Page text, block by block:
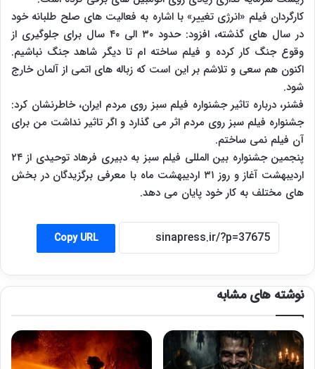
کارگردان فیلم «انرژی تغییر» با اشاره به فعالیت های صلح طلبانه خود
در سال های گذشته، افزود: حدود ۳۰ الی ۴۰ سال برای جلوگیری از
وقوع جنگ کار کرده و فیلم ساخته ام تا دیگر شاهد جنگ نباشیم.
اکنون هم سعی و تلاشم بر این است که زباله های اتمی از آلمان خارج
شود.
فشنر، درباره تاثیر جشنواره فیلم سبز روی مردم ایران، خاطرنشان کرد:
جشنواره فیلم سبز روی مردم اثر می گذارد و اگر تاثیر نداشت من برای
آن فیلم نمی ساختم.
پنجمین جشنواره بین المللی فیلم سبز به دبیری فرهاد توحیدی از ۲۴
اردیبهشت آغاز و روز ۳۱ اردیبهشت ماه با معرفی برگزیدگان در بخش
های مختلف به کار خود پایان می دهد.
Copy URL
نوشته های مشابه